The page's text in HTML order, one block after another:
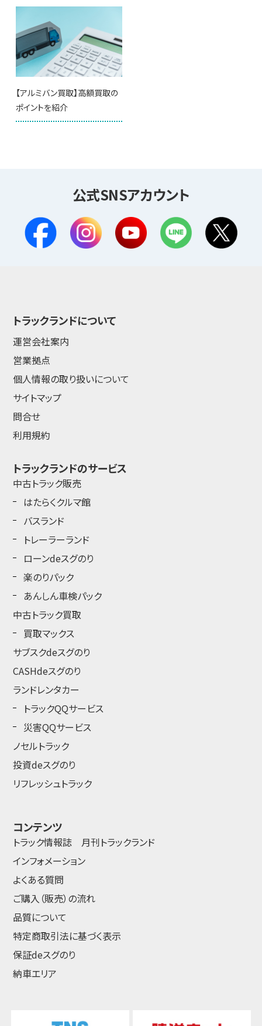
【アルミバン買取】高額買取の
ポイントを紹介
公式SNSアカウント
トラックランドについて
運営会社案内
営業拠点
個人情報の取り扱いについて
サイトマップ
問合せ
利用規約
トラックランドのサービス
中古トラック販売
はたらくクルマ館
バスランド
トレーラーランド
ローンdeスグのり
楽のりパック
あんしん車検パック
中古トラック買取
買取マックス
サブスクdeスグのり
CASHdeスグのり
ランドレンタカー
トラックQQサービス
災害QQサービス
ノセルトラック
投資deスグのり
リフレッシュトラック
コンテンツ
トラック情報誌 月刊トラックランド
インフォメーション
よくある質問
ご購入（販売）の流れ
品質について
特定商取引法に基づく表示
保証deスグのり
納車エリア